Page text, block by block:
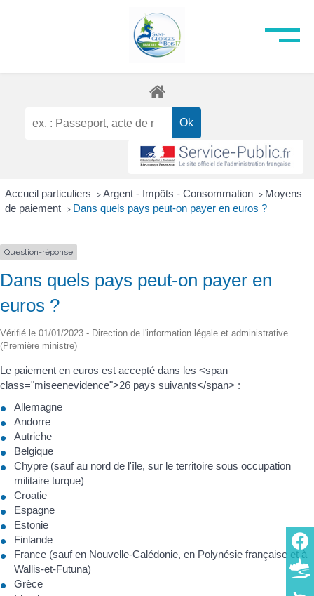
Accueil particuliers > Argent - Impôts - Consommation > Moyens
de paiement > Dans quels pays peut-on payer en euros ?
Question-réponse
Dans quels pays peut-on payer en
euros ?
Vérifié le 01/01/2023 - Direction de l'information légale et administrative
(Première ministre)
Le paiement en euros est accepté dans les <span
class="miseenevidence">26 pays suivants</span> :
Allemagne
Andorre
Autriche
Belgique
Chypre (sauf au nord de l'île, sur le territoire sous occupation
militaire turque)
Croatie
Espagne
Estonie
Finlande
France (sauf en Nouvelle-Calédonie, en Polynésie française et à
Wallis-et-Futuna)
Grèce